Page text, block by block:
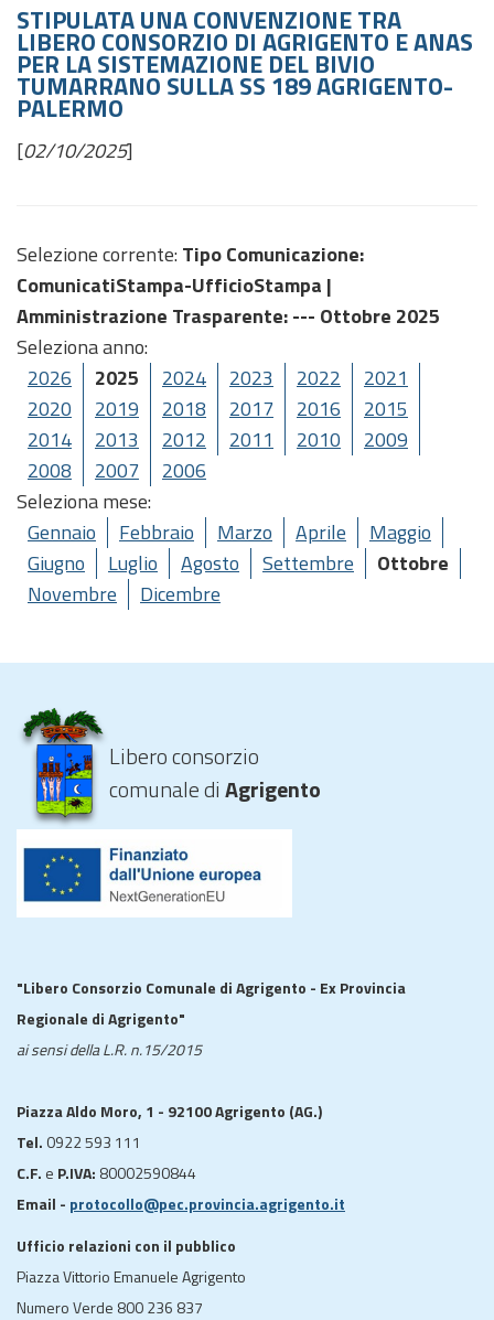
STIPULATA UNA CONVENZIONE TRA
LIBERO CONSORZIO DI AGRIGENTO E ANAS
PER LA SISTEMAZIONE DEL BIVIO
TUMARRANO SULLA SS 189 AGRIGENTO-
PALERMO
[02/10/2025]
Selezione corrente: Tipo Comunicazione:
ComunicatiStampa-UfficioStampa |
Amministrazione Trasparente: --- Ottobre 2025
Seleziona anno:
2026
2025 2024 2023 2022
2021
2020
2019 2018 2017 2016
2015
2014
2013 2012 2011 2010
2009
2008
2007
2006
Seleziona mese:
Gennaio
Febbraio Marzo Aprile
Maggio
Giugno
Luglio Agosto Settembre
Ottobre
Novembre
Dicembre
Libero consorzio
comunale diAgrigento
"Libero Consorzio Comunale di Agrigento - Ex Provincia
Regionale di Agrigento"
ai sensi della L.R. n.15/2015
Piazza Aldo Moro, 1 - 92100 Agrigento (AG.)
Tel. 0922 593 111
C.F. e P.IVA: 80002590844
Email - protocollo@pec.provincia.agrigento.it
Ufficio relazioni con il pubblico
Piazza Vittorio Emanuele Agrigento
Numero Verde 800 236 837